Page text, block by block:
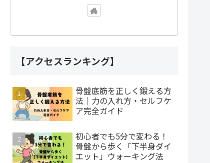
【アクセスランキング】
骨盤底筋を正しく鍛える方
法｜力の入れ方・セルフケ
ア完全ガイド
初心者でも5分で変わる！
骨盤から歩く「下半身ダイ
エット」ウォーキング法